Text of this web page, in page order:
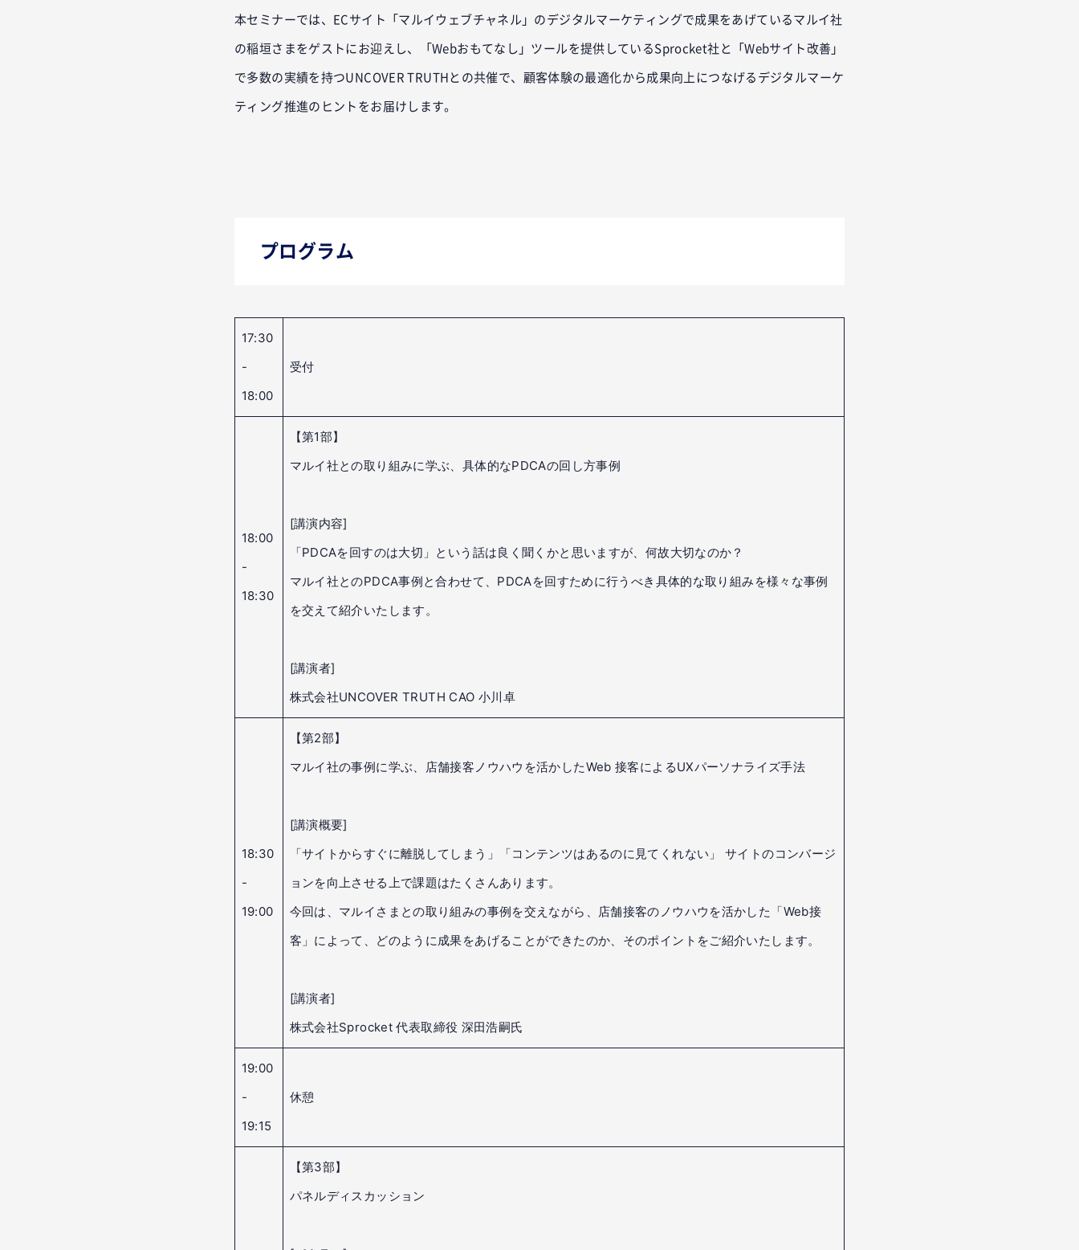
本セミナーでは、ECサイト「マルイウェブチャネル」のデジタルマーケティングで成果をあげているマルイ社
の稲垣さまをゲストにお迎えし、「Webおもてなし」ツールを提供しているSprocket社と「Webサイト改善」
で多数の実績を持つUNCOVER TRUTHとの共催で、顧客体験の最適化から成果向上につなげるデジタルマーケ
ティング推進のヒントをお届けします。
プログラム
17:30
-
18:00
受付
18:00
-
18:30
【第1部】
マルイ社との取り組みに学ぶ、具体的なPDCAの回し方事例
[講演内容]
「PDCAを回すのは大切」という話は良く聞くかと思いますが、何故大切なのか？
マルイ社とのPDCA事例と合わせて、PDCAを回すために行うべき具体的な取り組みを様々な事例
を交えて紹介いたします。
[講演者]
株式会社UNCOVER TRUTH CAO 小川卓
18:30
-
19:00
【第2部】
マルイ社の事例に学ぶ、店舗接客ノウハウを活かしたWeb 接客によるUXパーソナライズ手法
[講演概要]
「サイトからすぐに離脱してしまう」「コンテンツはあるのに見てくれない」 サイトのコンバージ
ョンを向上させる上で課題はたくさんあります。
今回は、マルイさまとの取り組みの事例を交えながら、店舗接客のノウハウを活かした「Web接
客」によって、どのように成果をあげることができたのか、そのポイントをご紹介いたします。
[講演者]
株式会社Sprocket 代表取締役 深田浩嗣氏
19:00
-
19:15
休憩
【第3部】
パネルディスカッション